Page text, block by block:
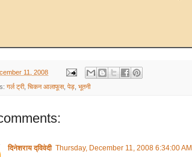
11, 2008
गर्ल ट्री, चिकन आलाफूस, पेड़ भूतनी
दिनेशराय द्विवेदी Thursday, December 11, 2008 6:34:00 AM